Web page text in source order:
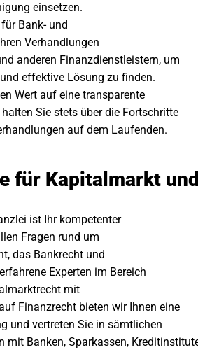
einsetzen.
Bank- und
Verhandlungen
anderen Finanzdienstleistern, um
effektive Lösung zu finden.
Wert auf eine transparente
Sie stets über die Fortschritte
auf dem Laufenden.
für Kapitalmarkt
ist Ihr kompetenter
Fragen rund um
das Bankrecht und
Experten im Bereich
mit
Finanzrecht bieten wir Ihnen eine
und vertreten Sie in sämtlichen
mit Banken, Sparkassen,